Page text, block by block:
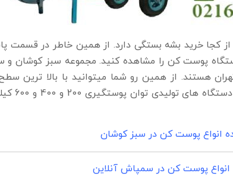
کجا خرید بشه بستگی دارد. از همین خاطر در قسمت
پوست کن را مشاهده کنید. مجموعه سبز کوشان و
هستند. از همین رو شما میتوانید با بالا ترین
پوست کن گردو و
انواع پوست کن در سبز کوشان
پوست کن در سمپاش آنلاین